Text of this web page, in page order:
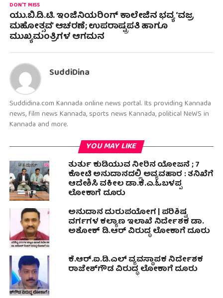
DON'T MISS
ಯು.ಬಿ.ಡಿ.ಟಿ. ಇಂಜಿನಿಯರಿಂಗ್ ಕಾಲೇಜಿನ ಭವ್ಯ ‘ವಜ್ರ
ಮಹೋತ್ಸವ’ ಆಚರಣೆ; ಉಪರಾಷ್ಟ್ರಪತಿ ಹಾಗೂ
ಮುಖ್ಯಮಂತ್ರಿಗಳ ಆಗಮನ
SuddiDina
Suddidina.com Kannada online news portal. Its providing Kannada
news, film news Kannada, sports news Kannada, political NeWS in
Kannada and more.
YOU MAY LIKE
ತುರ್ತು ಕುಡಿಯುವ ನೀರಿನ ಯೋಜನೆ ; 7
ಕೋಟಿ ಅನುದಾನದಲ್ಲಿ ಅವ್ಯವಹಾರ : ತನಿಖೆಗೆ
ಆದೇಶಿಸಿ ವಕೀಲ ಡಾ‌.ಕೆ.ಎ.ಓಬಳಪ್ಪ
ಲೋಕಾಗೆ ದೂರು
ಅನುದಾನ ದುರುಪಯೋಗ | ಪರಿಶಿಷ್ಟ
ವರ್ಗಗಳ ಕಲ್ಯಾಣ ಇಲಾಖೆ ನಿರ್ದೇಶಕ ಡಾ.
ಅಶೋಕ್ ಡಿ.ಆರ್ ವಿರುದ್ಧ ಲೋಕಾಗೆ ದೂರು
ಕೆ.ಆರ್.ಐ.ಡಿ.ಎಲ್ ವ್ಯವಸ್ಥಾಪಕ ನಿರ್ದೇಶಕ
ರಾಜೇಶ್‌ಗೌಡ ವಿರುದ್ಧ ಲೋಕಾಗೆ ದೂರು